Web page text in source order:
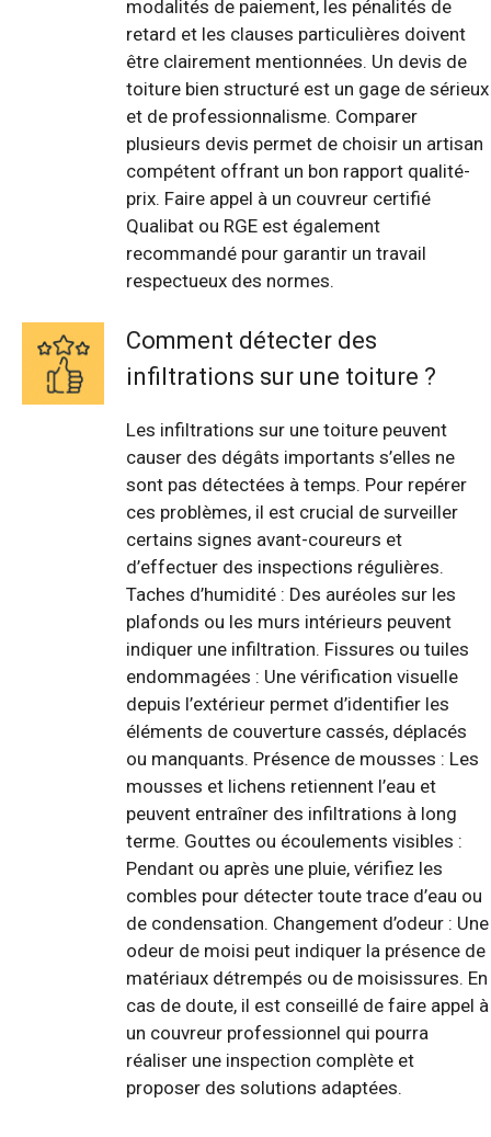
modalités de paiement, les pénalités de
retard et les clauses particulières doivent
être clairement mentionnées. Un devis de
toiture bien structuré est un gage de sérieux
et de professionnalisme. Comparer
plusieurs devis permet de choisir un artisan
compétent offrant un bon rapport qualité-
prix. Faire appel à un couvreur certifié
Qualibat ou RGE est également
recommandé pour garantir un travail
respectueux des normes.
Comment détecter des
infiltrations sur une toiture ?
Les infiltrations sur une toiture peuvent
causer des dégâts importants s’elles ne
sont pas détectées à temps. Pour repérer
ces problèmes, il est crucial de surveiller
certains signes avant-coureurs et
d’effectuer des inspections régulières.
Taches d’humidité : Des auréoles sur les
plafonds ou les murs intérieurs peuvent
indiquer une infiltration. Fissures ou tuiles
endommagées : Une vérification visuelle
depuis l’extérieur permet d’identifier les
éléments de couverture cassés, déplacés
ou manquants. Présence de mousses : Les
mousses et lichens retiennent l’eau et
peuvent entraîner des infiltrations à long
terme. Gouttes ou écoulements visibles :
Pendant ou après une pluie, vérifiez les
combles pour détecter toute trace d’eau ou
de condensation. Changement d’odeur : Une
odeur de moisi peut indiquer la présence de
matériaux détrempés ou de moisissures. En
cas de doute, il est conseillé de faire appel à
un couvreur professionnel qui pourra
réaliser une inspection complète et
proposer des solutions adaptées.